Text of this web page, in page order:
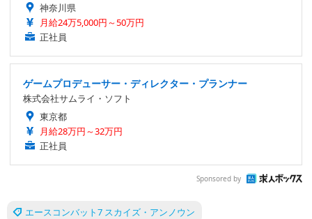
神奈川県
月給24万5,000円～50万円
正社員
ゲームプロデューサー・ディレクター・プランナー
株式会社サムライ・ソフト
東京都
月給28万円～32万円
正社員
Sponsored by
エースコンバット7 スカイズ・アンノウン